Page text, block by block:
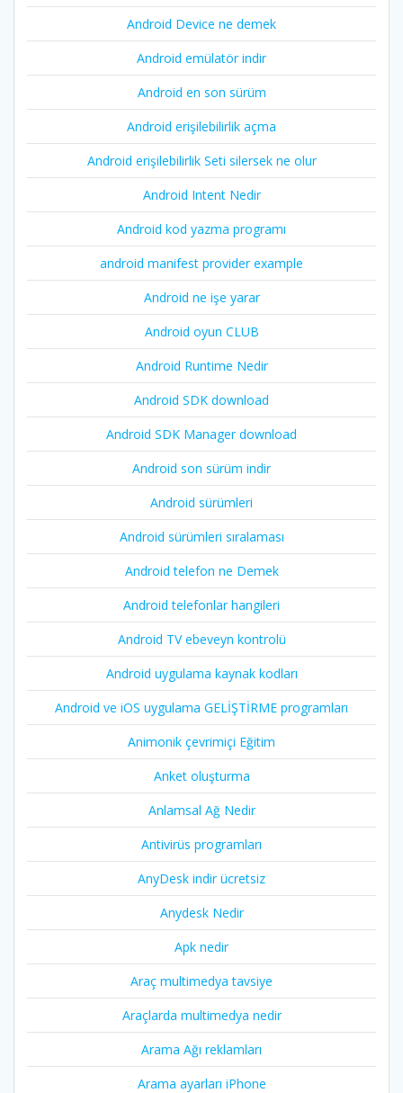
Android Device ne demek
Android emülatör indir
Android en son sürüm
Android erişilebilirlik açma
Android erişilebilirlik Seti silersek ne olur
Android Intent Nedir
Android kod yazma programı
android manifest provider example
Android ne işe yarar
Android oyun CLUB
Android Runtime Nedir
Android SDK download
Android SDK Manager download
Android son sürüm indir
Android sürümleri
Android sürümleri sıralaması
Android telefon ne Demek
Android telefonlar hangileri
Android TV ebeveyn kontrolü
Android uygulama kaynak kodları
Android ve iOS uygulama GELİŞTİRME programları
Animonik çevrimiçi Eğitim
Anket oluşturma
Anlamsal Ağ Nedir
Antivirüs programları
AnyDesk indir ücretsiz
Anydesk Nedir
Apk nedir
Araç multimedya tavsiye
Araçlarda multimedya nedir
Arama Ağı reklamları
Arama ayarları iPhone